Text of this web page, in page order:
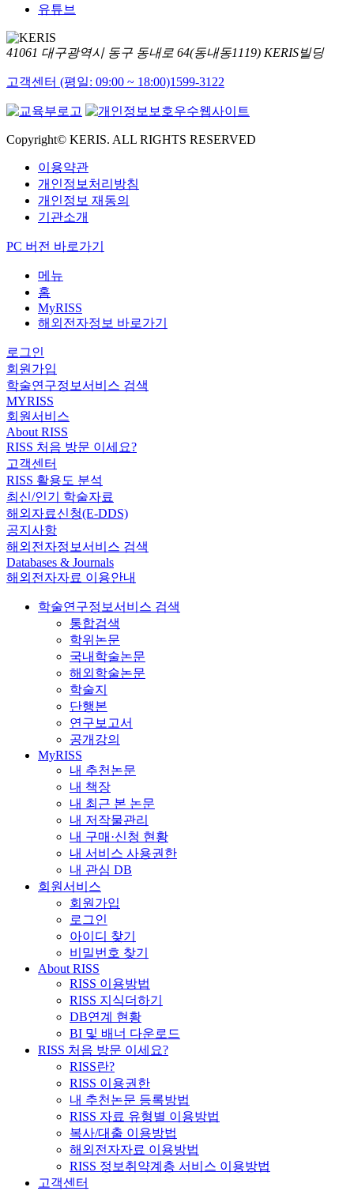
유튜브
41061 대구광역시 동구 동내로 64(동내동1119) KERIS빌딩
고객센터 (평일: 09:00 ~ 18:00)1599-3122
Copyright© KERIS. ALL RIGHTS RESERVED
이용약관
개인정보처리방침
개인정보 재동의
기관소개
PC 버전 바로가기
메뉴
홈
MyRISS
해외전자정보 바로가기
로그인
회원가입
학술연구정보서비스 검색
MYRISS
회원서비스
About RISS
RISS 처음 방문 이세요?
고객센터
RISS 활용도 분석
최신/인기 학술자료
해외자료신청(E-DDS)
공지사항
해외전자정보서비스 검색
Databases & Journals
해외전자자료 이용안내
학술연구정보서비스 검색
통합검색
학위논문
국내학술논문
해외학술논문
학술지
단행본
연구보고서
공개강의
MyRISS
내 추천논문
내 책장
내 최근 본 논문
내 저작물관리
내 구매·신청 현황
내 서비스 사용권한
내 관심 DB
회원서비스
회원가입
로그인
아이디 찾기
비밀번호 찾기
About RISS
RISS 이용방법
RISS 지식더하기
DB연계 현황
BI 및 배너 다운로드
RISS 처음 방문 이세요?
RISS란?
RISS 이용권한
내 추천논문 등록방법
RISS 자료 유형별 이용방법
복사/대출 이용방법
해외전자자료 이용방법
RISS 정보취약계층 서비스 이용방법
고객센터